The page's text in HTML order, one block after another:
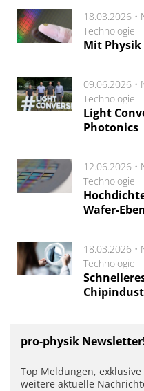
18.03.2026 •
Technologie
Mit
09.06.2026 •
Technologie
Light
Photonics
12.06.2026 •
Technologie
Wafer-
18.03.2026 •
Technologie
pro-physik
Top Meldungen,
weitere aktuelle